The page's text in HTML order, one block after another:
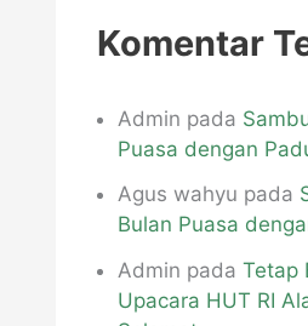
Komentar
Admin pada
Puasa dengan
Agus wahyu pada
Bulan Puasa
Admin pada Tetap
Upacara HUT RI